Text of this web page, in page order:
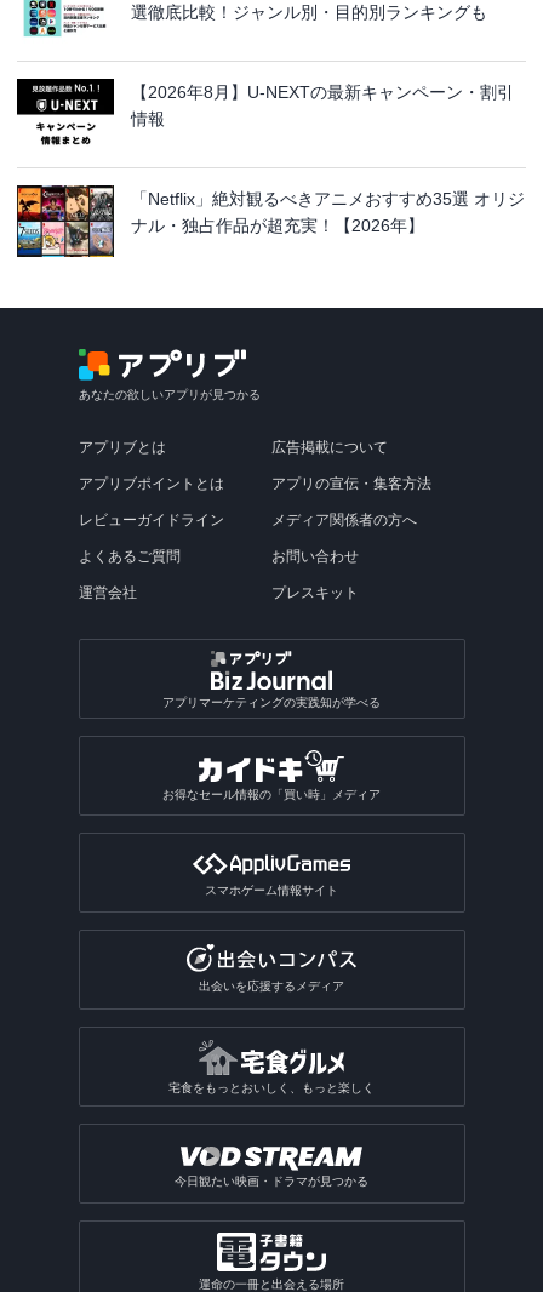
選徹底比較！ジャンル別・目的別ランキングも
【2026年8月】U-NEXTの最新キャンペーン・割引
情報
「Netflix」絶対観るべきアニメおすすめ35選 オリジ
ナル・独占作品が超充実！【2026年】
あなたの欲しいアプリが見つかる
アプリブとは
アプリブポイントとは
レビューガイドライン
よくあるご質問
運営会社
広告掲載について
アプリの宣伝・集客方法
メディア関係者の方へ
お問い合わせ
プレスキット
アプリマーケティングの実践知が学べる
お得なセール情報の「買い時」メディア
スマホゲーム情報サイト
出会いを応援するメディア
宅食をもっとおいしく、もっと楽しく
今日観たい映画・ドラマが見つかる
運命の一冊と出会える場所